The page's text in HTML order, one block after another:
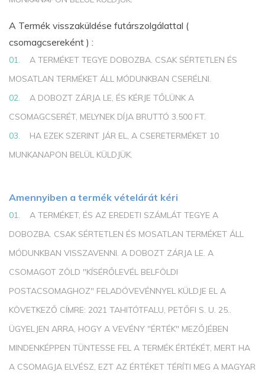
A Termék visszaküldése futárszolgálattal (
csomagcsereként ) :
A TERMÉKET TEGYE DOBOZBA. CSAK SÉRTETLEN ÉS
MOSATLAN TERMÉKET ÁLL MÓDUNKBAN CSERÉLNI.
A DOBOZT ZÁRJA LE, ÉS KÉRJE TŐLÜNK A
CSOMAGCSERÉT, MELYNEK DÍJA BRUTTÓ 3.500 FT.
HA EZEK SZERINT JÁR EL, A CSERETERMÉKET 10
MUNKANAPON BELÜL KÜLDJÜK.
Amennyiben a termék vételárát kéri
A TERMÉKET, ÉS AZ EREDETI SZÁMLÁT TEGYE A
DOBOZBA. CSAK SÉRTETLEN ÉS MOSATLAN TERMÉKET ÁLL
MÓDUNKBAN VISSZAVENNI. A DOBOZT ZÁRJA LE. A
CSOMAGOT ZÖLD "KÍSÉRŐLEVÉL BELFÖLDI
POSTACSOMAGHOZ" FELADÓVEVÉNNYEL KÜLDJE EL A
KÖVETKEZŐ CÍMRE: 2021 TAHITÓTFALU, PETŐFI S. U. 25..
ÜGYELJEN ARRA, HOGY A VEVÉNY "ÉRTÉK" MEZŐJÉBEN
MINDENKÉPPEN TÜNTESSE FEL A TERMÉK ÉRTÉKÉT, MERT HA
A CSOMAGJA ELVÉSZ, EZT AZ ÉRTÉKET TÉRÍTI MEG A MAGYAR